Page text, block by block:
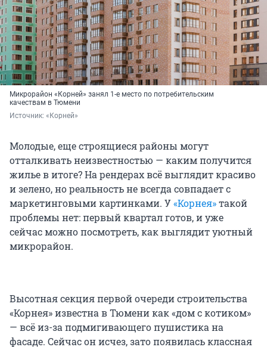
Микрорайон «Корней» занял 1-е место по потребительским
качествам в Тюмени
Источник: «Корней»
Молодые, еще строящиеся районы могут
отталкивать неизвестностью — каким получится
жилье в итоге? На рендерах всё выглядит красиво
и зелено, но реальность не всегда совпадает с
маркетинговыми картинками. У«Корнея»такой
проблемы нет: первый квартал готов, и уже
сейчас можно посмотреть, как выглядит уютный
микрорайон.
Высотная секция первой очереди строительства
«Корнея» известна в Тюмени как «дом с котиком»
— всё из-за подмигивающего пушистика на
фасаде. Сейчас он исчез, зато появилась классная